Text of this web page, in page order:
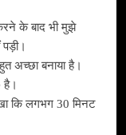
के बाद भी मुझे
अच्छा बनाया है।
है।
कि लगभग 30 मिनट